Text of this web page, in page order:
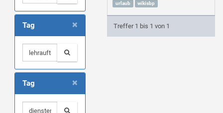
×
Tag
×
Tag
urlaub
wikisbp
Treffer 1 bis 1 von 1